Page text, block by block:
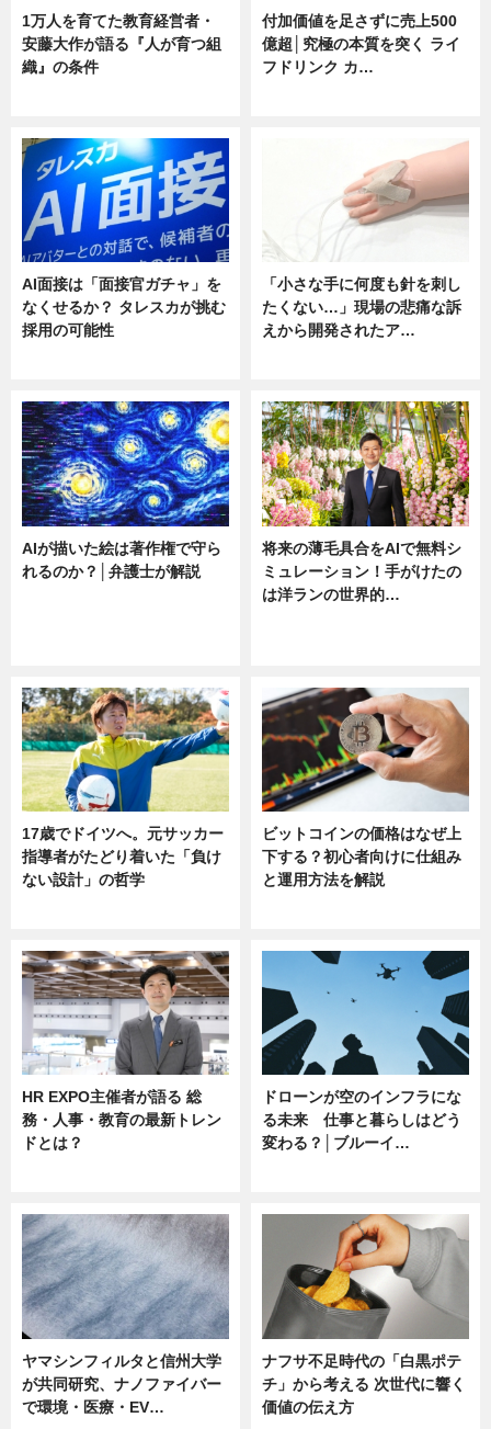
1万人を育てた教育経営者・
安藤大作が語る『人が育つ組
織』の条件
付加価値を足さずに売上500
億超│究極の本質を突く ライ
フドリンク カ…
AI面接は「面接官ガチャ」を
なくせるか？ タレスカが挑む
採用の可能性
「小さな手に何度も針を刺し
たくない…」現場の悲痛な訴
えから開発されたア…
AIが描いた絵は著作権で守ら
れるのか？│弁護士が解説
将来の薄毛具合をAIで無料シ
ミュレーション！手がけたの
は洋ランの世界的…
17歳でドイツへ。元サッカー
指導者がたどり着いた「負け
ない設計」の哲学
ビットコインの価格はなぜ上
下する？初心者向けに仕組み
と運用方法を解説
HR EXPO主催者が語る 総
務・人事・教育の最新トレン
ドとは？
ドローンが空のインフラにな
る未来 仕事と暮らしはどう
変わる？│ブルーイ…
ヤマシンフィルタと信州大学
が共同研究、ナノファイバー
で環境・医療・EV…
ナフサ不足時代の「白黒ポテ
チ」から考える 次世代に響く
価値の伝え方